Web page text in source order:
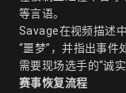
等言语。
Savage在视频描述
“噩梦”，并指出事件
需要现场选手的“诚
赛事恢复流程